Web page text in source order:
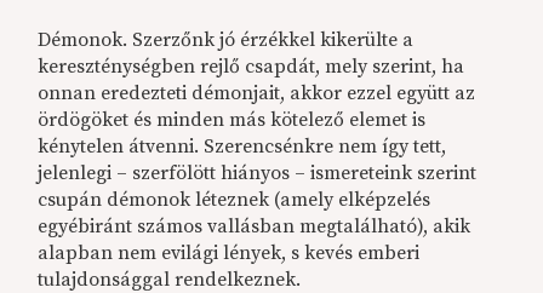
Démonok. Szerzőnk jó érzékkel kikerülte a
kereszténységben rejlő csapdát, mely szerint, ha
onnan eredezteti démonjait, akkor ezzel együtt az
ördögöket és minden más kötelező elemet is
kénytelen átvenni. Szerencsénkre nem így tett,
jelenlegi – szerfölött hiányos – ismereteink szerint
csupán démonok léteznek (amely elképzelés
egyébiránt számos vallásban megtalálható), akik
alapban nem evilági lények, s kevés emberi
tulajdonsággal rendelkeznek.